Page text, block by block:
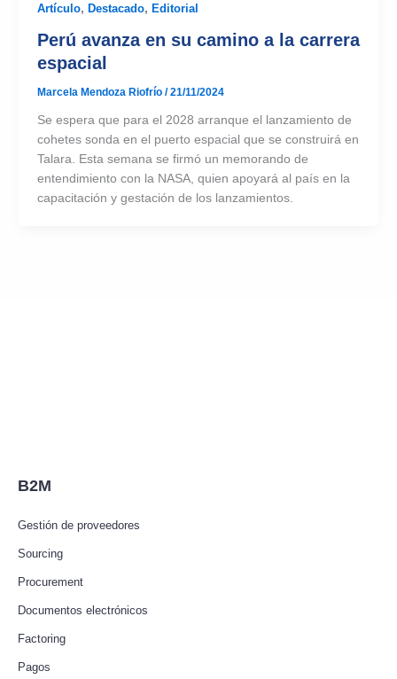
Artículo, Destacado, Editorial
Perú avanza en su camino a la carrera
espacial
Marcela Mendoza Riofrío /21/11/2024
Se espera que para el 2028 arranque el lanzamiento de
cohetes sonda en el puerto espacial que se construirá en
Talara. Esta semana se firmó un memorando de
entendimiento con la NASA, quien apoyará al país en la
capacitación y gestación de los lanzamientos.
B2M
Gestión de proveedores
Sourcing
Procurement
Documentos electrónicos
Factoring
Pagos